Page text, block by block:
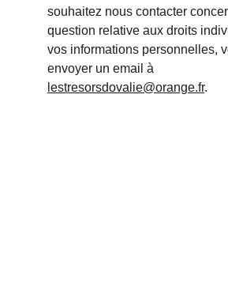
souhaitez nous contacter
question relative aux droits
vos informations personnelles,
envoyer un email à
lestresorsdovalie@orange.fr.